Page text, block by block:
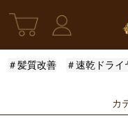
＃髪質改善 ＃速乾ドライ
カ